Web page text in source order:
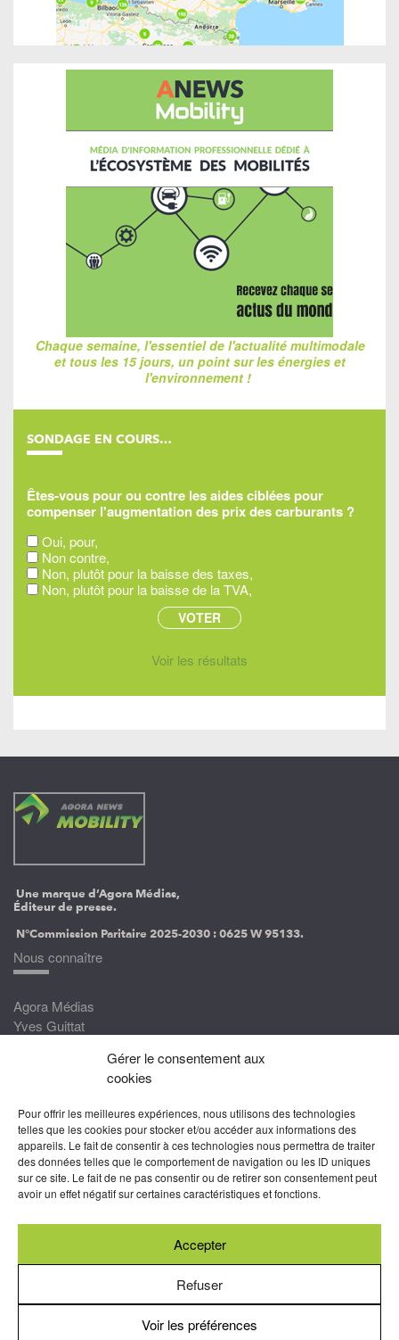
Gérer le consentement aux
cookies
Pour offrir les meilleures expériences, nous utilisons des technologies
telles que les cookies pour stocker et/ou accéder aux informations des
appareils. Le fait de consentir à ces technologies nous permettra de traiter
des données telles que le comportement de navigation ou les ID uniques
sur ce site. Le fait de ne pas consentir ou de retirer son consentement peut
avoir un effet négatif sur certaines caractéristiques et fonctions.
Accepter
Refuser
Voir les préférences
Chaque semaine, l'essentiel de l'actualité multimodale
et tous les 15 jours, un point sur les énergies et
l'environnement !
SONDAGE EN COURS…
Êtes-vous pour ou contre les aides ciblées pour
compenser l'augmentation des prix des carburants ?
Oui, pour,
Non contre,
Non, plutôt pour la baisse des taxes,
Non, plutôt pour la baisse de la TVA,
Voir les résultats
Une marque d’Agora Médias,
Éditeur de presse.
N°Commission Paritaire 2025-2030 :0625 W 95133.
Nous connaître
Agora Médias
Yves Guittat
Devenez correspondant
Rejoignez nos experts
Devenez Partenaire
Nous suivre
Abonnez-vous à nos newsletters
Conditions générales d’utilisation